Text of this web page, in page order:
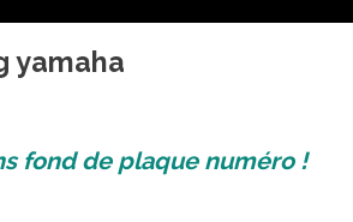
yamaha
fond de plaque numéro !